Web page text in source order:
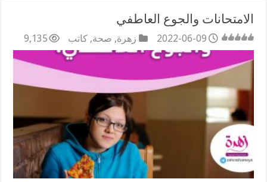
الامتحانات والجوع العاطفي
2022-06-09 زهرة, صحة, كاتب 9,135